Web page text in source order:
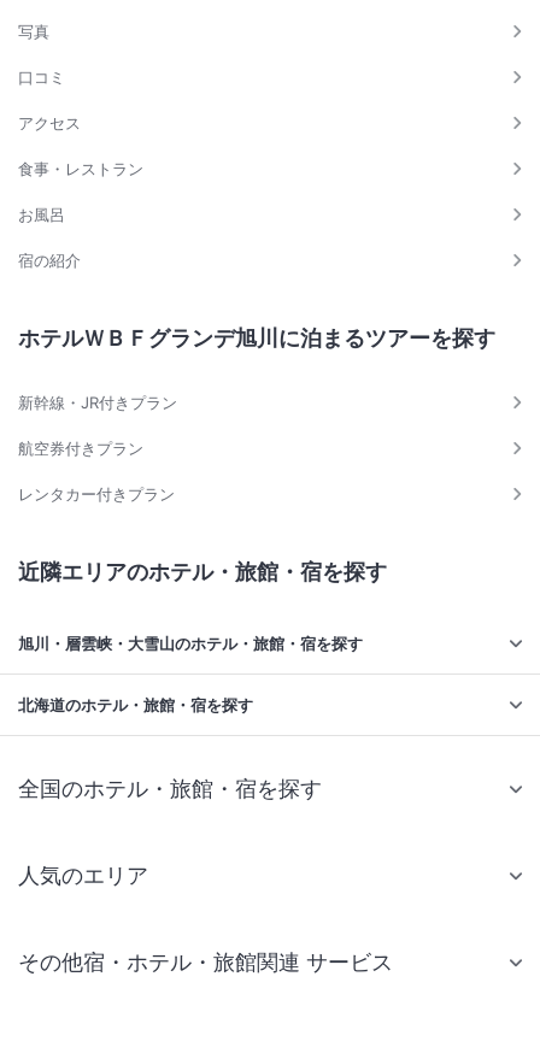
写真
口コミ
アクセス
食事・レストラン
お風呂
宿の紹介
ホテルＷＢＦグランデ旭川に泊まるツアーを探す
新幹線・JR付きプラン
航空券付きプラン
レンタカー付きプラン
近隣エリアのホテル・旅館・宿を探す
旭川・層雲峡・大雪山のホテル・旅館・宿を探す
北海道のホテル・旅館・宿を探す
全国のホテル・旅館・宿を探す
人気のエリア
仙台 ホテル
その他宿・ホテル・旅館関連 サービス